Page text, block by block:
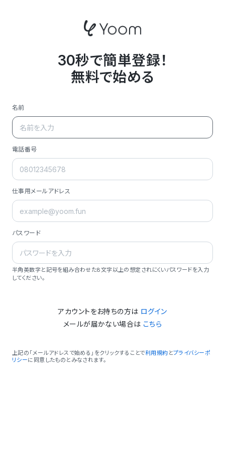
30秒で簡単登録！
無料で始める
名前
電話番号
仕事用メールアドレス
パスワード
半角英数字と記号を組み合わせた8文字以上の想定されにくいパスワードを入力
してください。
アカウントをお持ちの方は ログイン
メールが届かない場合は こちら
上記の「メールアドレスで始める」をクリックすることで利用規約 とプライバシーポ
リシーに同意したものとみなされます。